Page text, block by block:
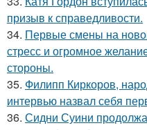
призыв к справедливости.
34. Первые смены на
стресс и огромное
стороны.
35. Филипп Киркоров,
интервью назвал себя
36. Сидни Суини